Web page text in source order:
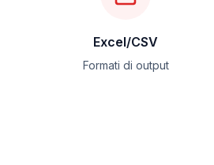
Excel/CSV
Formati di output